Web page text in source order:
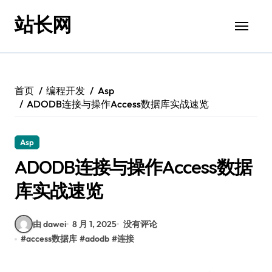
站长网
首页 编程开发
Asp
ADODB连接与操作Access数据库实战速览
Asp
ADODB连接与操作Access数据
库实战速览
由 dawei 8 月 1, 2025 没有评论
#access数据库 #adodb #连接